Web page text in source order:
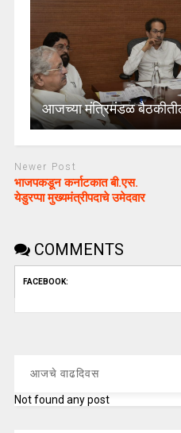
आजच्या मंत्रिमंडळ बैठकीतील
Newer Post
भाजपकडून कर्नाटकात बी.एस.
येडुरप्पा मुख्यमंत्रीपदाचे उमेदवार
COMMENTS
FACEBOOK:
आजचे वाढदिवस
Not found any post